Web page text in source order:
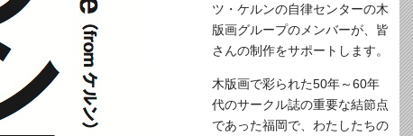
ツ・ケルンの自律センターの木
版画グループのメンバーが、皆
さんの制作をサポートします。
木版画で彩られた50年～60年
代のサークル誌の重要な結節点
であった福岡で、わたしたちの